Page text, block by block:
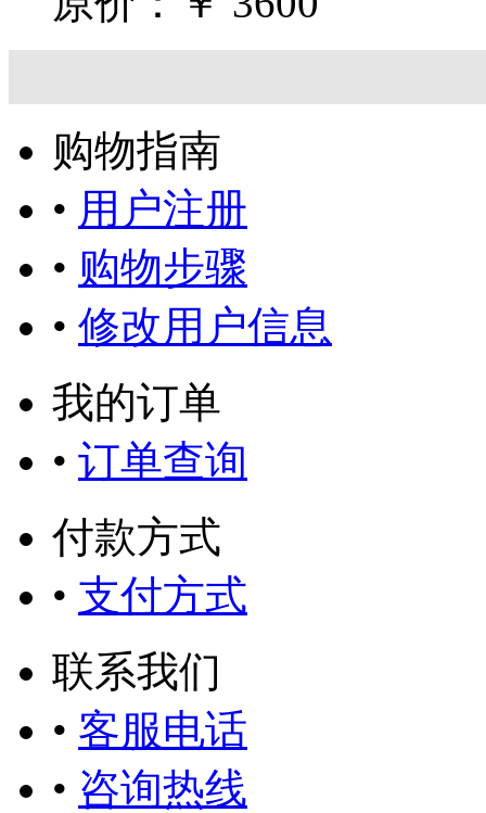
购物指南
• 用户注册
• 购物步骤
• 修改用户信息
我的订单
• 订单查询
付款方式
• 支付方式
联系我们
• 客服电话
• 咨询热线